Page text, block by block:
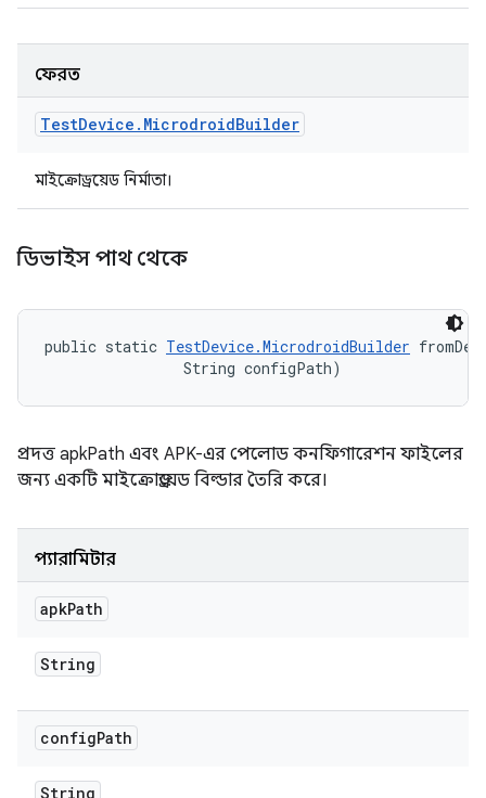
ফেরত
TestDevice . MicrodroidBuilder
মাইক্রোড্রয়েড নির্মাতা।
ডিভাইস পাথ থেকে
public static TestDevice.MicrodroidBuilder
                String configPath)
প্রদত্ত apkPath এবং APK-এর পেলোড কনফিগারেশন ফাইলের
জন্য একটি মাইক্রোড্রয়েড বিল্ডার তৈরি করে।
প্যারামিটার
apkPath
String
configPath
String